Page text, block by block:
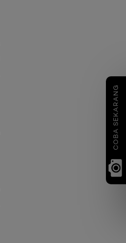
COBA SEKARANG